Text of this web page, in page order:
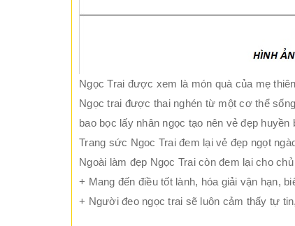
Ngọc Trai được xem là món quà của mẹ
Ngọc trai được thai nghén từ một cơ thể
bao bọc lấy nhân ngọc tạo nên vẻ đẹp huyền
Trang sức Ngoc Trai đem lại vẻ đẹp ngọt
Ngoài làm đẹp Ngọc Trai còn đem lại cho
+ Mang đến điều tốt lành, hóa giải vận hạn,
+ Người đeo ngọc trai sẽ luôn cảm thấy tự